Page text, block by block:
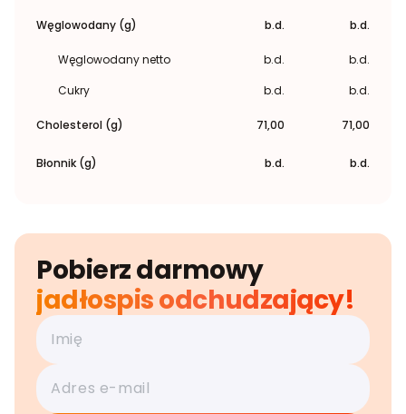
Węglowodany (g) b.d. b.d.
Węglowodany netto b.d.
b.d.
Cukry
b.d. b.d.
Cholesterol (g) 71,00 71,00
Błonnik (g) b.d. b.d.
Pobierz darmowy
jadłospis odchudzający!